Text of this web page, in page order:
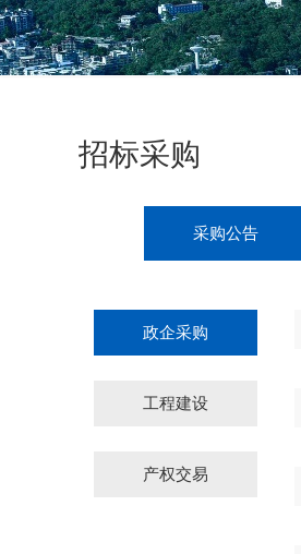
招标采购
采购公告
政企采购
工程建设
产权交易